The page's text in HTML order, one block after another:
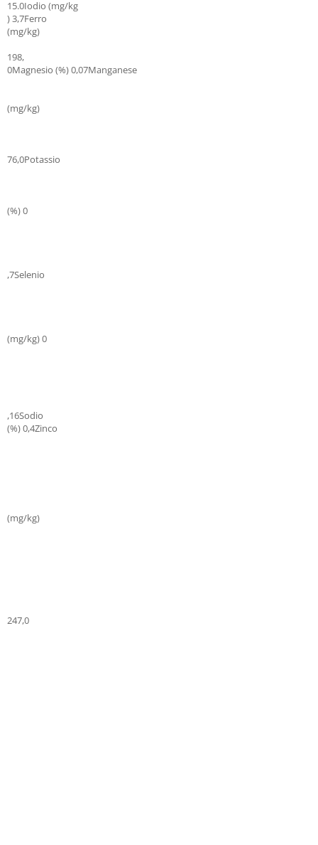
15.0Iodio (mg/kg
) 3,7Ferro
(mg/kg)
198,
0Magnesio (%) 0,07Manganese
(mg/kg)
76,0Potassio
(%) 0
,7Selenio
(mg/kg) 0
,16Sodio
(%) 0,4Zinco
(mg/kg)
247,0